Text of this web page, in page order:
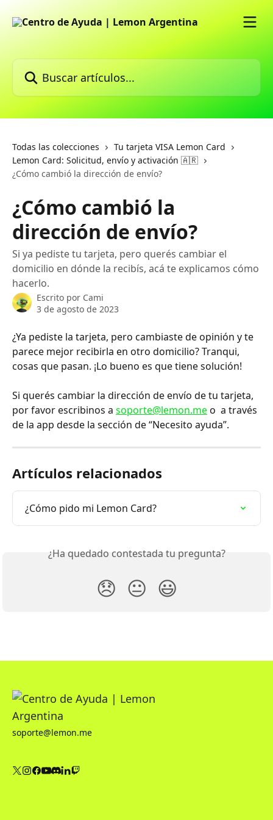
Todas las colecciones
Tu tarjeta VISA Lemon Card
Lemon Card: Solicitud, envío y activación 🇦🇷
¿Cómo cambió la dirección de envío?
¿Cómo cambió la
dirección de envío?
Si ya pediste tu tarjeta, pero querés cambiar el
domicilio en dónde la recibís, acá te explicamos cómo
hacerlo.
Escrito por Cami
3 de agosto de 2023
¿Ya pediste la tarjeta, pero cambiaste de opinión y te
parece mejor recibirla en otro domicilio? Tranqui,
cosas que pasan. ¡Lo bueno es que tiene solución!
Si querés cambiar la dirección de envío de tu tarjeta,
por favor escribinos a soporte@lemon.me o  a través
de la app desde la sección de “Necesito ayuda”.
Artículos relacionados
¿Cómo pido mi Lemon Card?
¿Ha quedado contestada tu pregunta?
😞 😐 😃
soporte@lemon.me